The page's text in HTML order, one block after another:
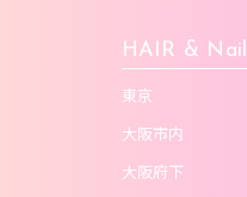
HAIR &
東京
大阪市内
大阪府下